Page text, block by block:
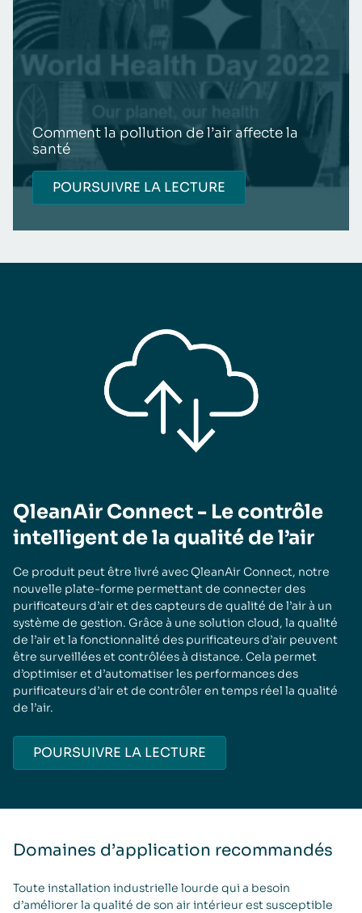
Comment la pollution de l’air affecte la
santé
POURSUIVRE LA LECTURE
QleanAir Connect - Le contrôle
intelligent de la qualité de l’air
Ce produit peut être livré avec QleanAir Connect, notre
nouvelle plate-forme permettant de connecter des
purificateurs d’air et des capteurs de qualité de l’air à un
système de gestion. Grâce à une solution cloud, la qualité
de l’air et la fonctionnalité des purificateurs d’air peuvent
être surveillées et contrôlées à distance. Cela permet
d’optimiser et d’automatiser les performances des
purificateurs d’air et de contrôler en temps réel la qualité
de l’air.
POURSUIVRE LA LECTURE
Domaines d’application recommandés
Toute installation industrielle lourde qui a besoin
d’améliorer la qualité de son air intérieur est susceptible